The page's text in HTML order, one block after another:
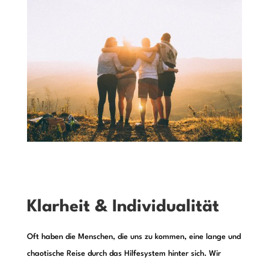
Klarheit & Individualität
Oft haben die Menschen, die uns zu kommen, eine lange und
chaotische Reise durch das Hilfesystem hinter sich. Wir